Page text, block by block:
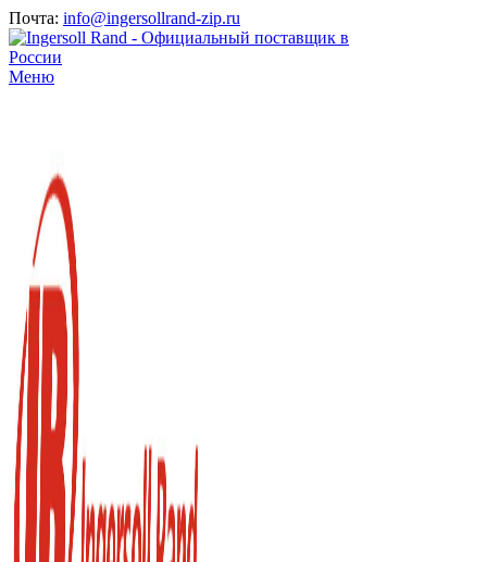
Почта: info@ingersollrand-zip.ru
Меню